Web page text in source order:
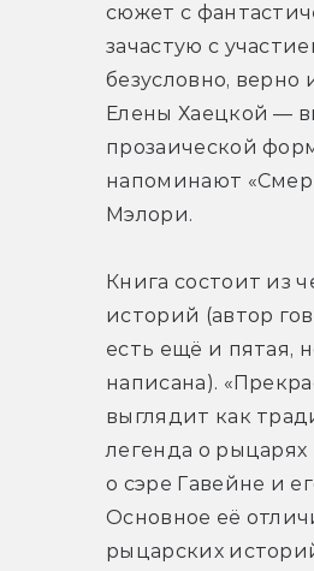
сюжет с
зачастую с
безусловно, верно
Елены Хаецкой —
прозаической
напоминают
Мэлори.
Книга состоит из
историй (автор
есть ещё и пятая,
написана).
выглядит как
легенда о рыцарях
о сэре Гавейне и
Основное её
рыцарских